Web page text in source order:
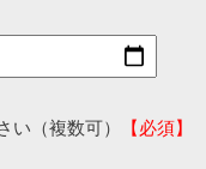
い（複数可）
【必須】